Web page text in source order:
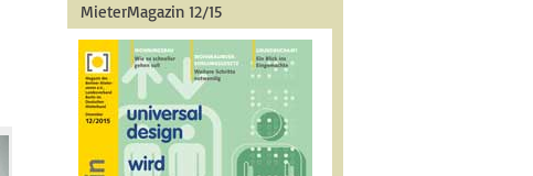
MieterMagazin 12/15